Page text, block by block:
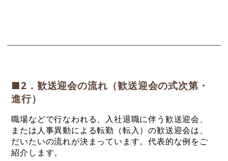
■2．歓送迎会の流れ（歓送迎会の式次第・
進行）
職場などで行なわれる、入社退職に伴う歓送迎会、
または人事異動による転勤（転入）の歓送迎会は、
だいたいの流れが決まっています。代表的な例をご
紹介します。